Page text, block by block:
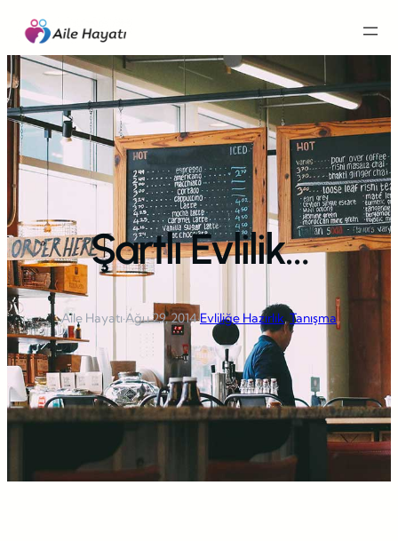
İçeriğe
geç
Şartlı Evlilik…
Aile Hayatı·Ağu 29, 2014·Evliliğe Hazırlık, Tanışma